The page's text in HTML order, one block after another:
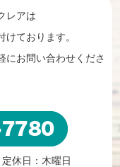
レアは
ております。
にお問い合わせくださ
休日：木曜日